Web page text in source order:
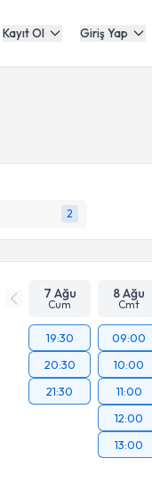
Kayıt Ol Giriş Yap
2
7 Ağu
Cum
8 Ağu
Cmt
19:30
20:30
21:30
09:00
10:00
11:00
12:00
13:00